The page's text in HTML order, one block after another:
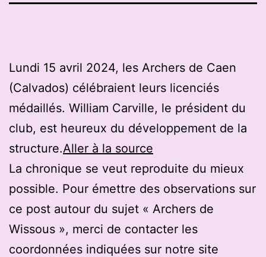
Lundi 15 avril 2024, les Archers de Caen
(Calvados) célébraient leurs licenciés
médaillés. William Carville, le président du
club, est heureux du développement de la
structure.Aller à la source
La chronique se veut reproduite du mieux
possible. Pour émettre des observations sur
ce post autour du sujet « Archers de
Wissous », merci de contacter les
coordonnées indiquées sur notre site